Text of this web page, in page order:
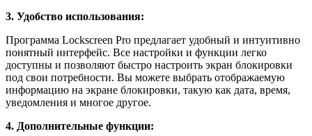
3. Удобство использования:
Программа Lockscreen Pro предлагает удобный и интуитивно
понятный интерфейс. Все настройки и функции легко
доступны и позволяют быстро настроить экран блокировки
под свои потребности. Вы можете выбрать отображаемую
информацию на экране блокировки, такую как дата, время,
уведомления и многое другое.
4. Дополнительные функции: